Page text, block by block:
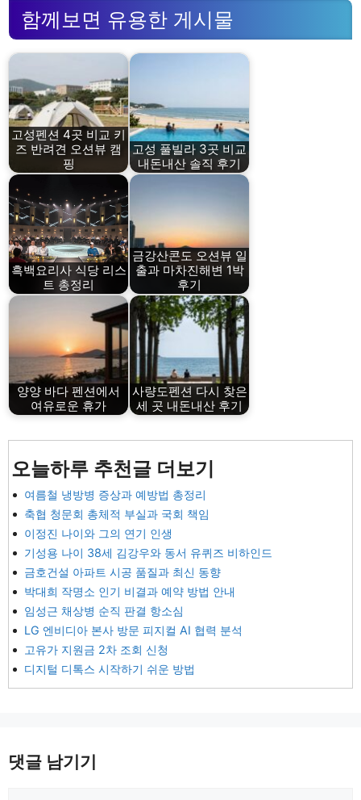
함께보면 유용한 게시물
고성펜션 4곳 비교 키
즈 반려견 오션뷰 캠
핑
고성 풀빌라 3곳 비교
내돈내산 솔직 후기
흑백요리사 식당 리스
트 총정리
금강산콘도 오션뷰 일
출과 마차진해변 1박
후기
양양 바다 펜션에서
여유로운 휴가
사량도펜션 다시 찾은
세 곳 내돈내산 후기
오늘하루 추천글 더보기
여름철 냉방병 증상과 예방법 총정리
축협 청문회 총체적 부실과 국회 책임
이정진 나이와 그의 연기 인생
기성용 나이 38세 김강우와 동서 유퀴즈 비하인드
금호건설 아파트 시공 품질과 최신 동향
박대희 작명소 인기 비결과 예약 방법 안내
임성근 채상병 순직 판결 항소심
LG 엔비디아 본사 방문 피지컬 AI 협력 분석
고유가 지원금 2차 조회 신청
디지털 디톡스 시작하기 쉬운 방법
댓글 남기기